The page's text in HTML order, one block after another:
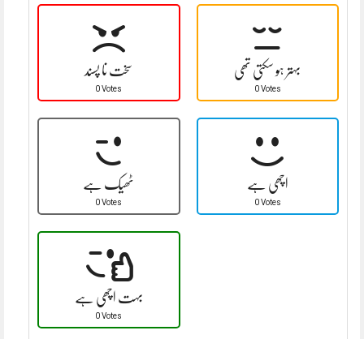
سخت نا پسند
0 Votes
بہتر ہو سکتی تھی
0 Votes
ٹھیک ہے
0 Votes
اچھی ہے
0 Votes
بہت اچھی ہے
0 Votes